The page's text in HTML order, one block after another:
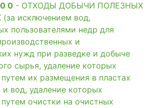
0 - ОТХОДЫ ДОБЫЧИ ПОЛЕЗНЫХ
исключением вод,
пользователями недр для
и
нужд при разведке и добыче
сырья, удаление которых
их размещения в пластах
вод, удаление которых
очистки на очистных